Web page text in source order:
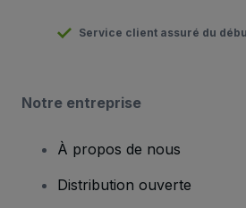
Service client assuré du
Notre entreprise
À propos de nous
Distribution ouverte